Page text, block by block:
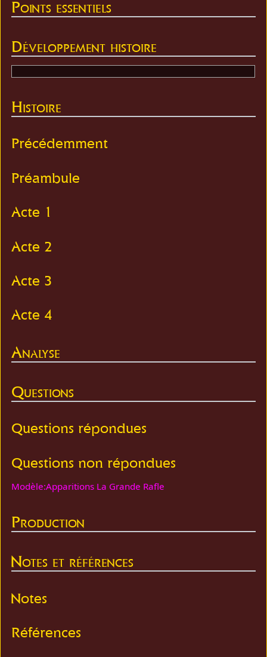
Points essentiels
Développement histoire
Histoire
Précédemment
Préambule
Acte 1
Acte 2
Acte 3
Acte 4
Analyse
Questions
Questions répondues
Questions non répondues
Modèle:Apparitions La Grande Rafle
Production
Notes et références
Notes
Références